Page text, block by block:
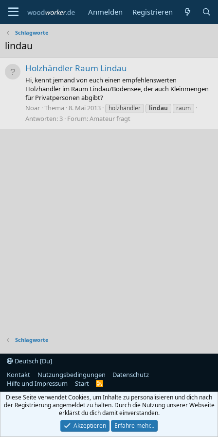
Anmelden Registrieren
Schlagworte
lindau
Holzhändler Raum Lindau
Hi, kennt jemand von euch einen empfehlenswerten
Holzhändler im Raum Lindau/Bodensee, der auch Kleinmengen
für Privatpersonen abgibt?
Noar Thema 8. Mai 2013 holzhändler lindau raum
Antworten: 3 Forum:Amateur fragt
Schlagworte
Deutsch [Du]
Kontakt
Nutzungsbedingungen
Datenschutz
Hilfe und Impressum
Start
R
S
Diese Seite verwendet Cookies, um Inhalte zu personalisieren und dich nach
der Registrierung angemeldet zu halten. Durch die Nutzung unserer Webseite
erklärst du dich damit einverstanden.
Akzeptieren
Erfahre mehr…